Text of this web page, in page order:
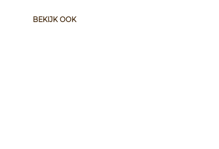
BEKIJK OOK